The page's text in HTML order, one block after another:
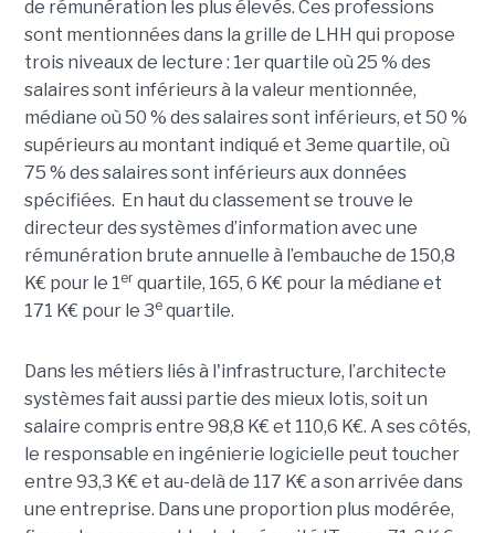
de rémunération les plus élevés. Ces professions
sont mentionnées dans la grille de LHH qui propose
trois niveaux de lecture : 1er quartile où 25 % des
salaires sont inférieurs à la valeur mentionnée,
médiane où 50 % des salaires sont inférieurs, et 50 %
supérieurs au montant indiqué et 3eme quartile, où
75 % des salaires sont inférieurs aux données
spécifiées. En haut du classement se trouve le
directeur des systèmes d’information avec une
rémunération brute annuelle à l’embauche de 150,8
K€ pour le 1er quartile, 165, 6 K€ pour la médiane et
171 K€ pour le 3equartile.
Dans les métiers liés à l'infrastructure, l’architecte
systèmes fait aussi partie des mieux lotis, soit un
salaire compris entre 98,8 K€ et 110,6 K€. A ses côtés,
le responsable en ingénierie logicielle peut toucher
entre 93,3 K€ et au-delà de 117 K€ a son arrivée dans
une entreprise. Dans une proportion plus modérée,